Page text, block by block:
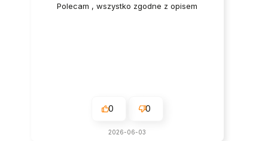
Polecam , wszystko zgodne z opisem
0 0
2026-06-03